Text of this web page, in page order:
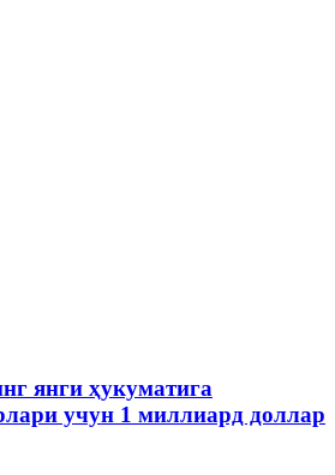
янги ҳукуматига
учун 1 миллиард доллар